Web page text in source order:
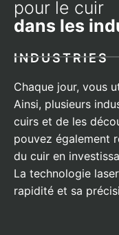
pour le cuir
dans les
INDUSTRIES
Chaque jour, vous
Ainsi, plusieurs
cuirs et de les
pouvez également
du cuir en
La technologie
rapidité et sa